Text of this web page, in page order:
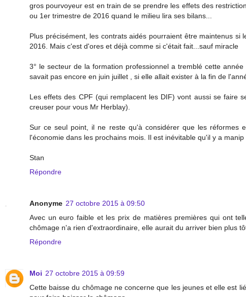
gros pourvoyeur est en train de se prendre les effets des
ou 1er trimestre de 2016 quand le milieu lira ses bilans...
Plus précisément, les contrats aidés pourraient être maintenus
2016. Mais c'est d'ores et déjà comme si c'était fait...sauf miracle
3° le secteur de la formation professionnel a tremblé cette
savait pas encore en juin juillet , si elle allait exister à la fin de
Les effets des CPF (qui remplacent les DIF) vont aussi se faire
creuser pour vous Mr Herblay).
Sur ce seul point, il ne reste qu'à considérer que les réformes
l'économie dans les prochains mois. Il est inévitable qu'il y a
Stan
Répondre
Anonyme 27 octobre 2015 à 09:50
Avec un euro faible et les prix de matières premières qui ont
chômage n'a rien d'extraordinaire, elle aurait du arriver bien plus
Répondre
Moi 27 octobre 2015 à 09:59
Cette baisse du chômage ne concerne que les jeunes et elle est